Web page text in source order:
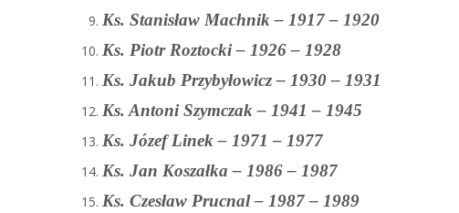
Ks. Stanisław Machnik – 1917 – 1920
Ks. Piotr Roztocki – 1926 – 1928
Ks. Jakub Przybyłowicz – 1930 – 1931
Ks. Antoni Szymczak – 1941 – 1945
Ks. Józef Linek – 1971 – 1977
Ks. Jan Koszałka – 1986 – 1987
Ks. Czesław Prucnal – 1987 – 1989